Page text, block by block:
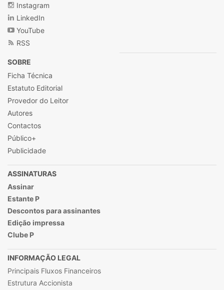
Instagram
LinkedIn
YouTube
RSS
SOBRE
Ficha Técnica
Estatuto Editorial
Provedor do Leitor
Autores
Contactos
Público+
Publicidade
ASSINATURAS
Assinar
Estante P
Descontos para assinantes
Edição impressa
Clube P
INFORMAÇÃO LEGAL
Principais Fluxos Financeiros
Estrutura Accionista